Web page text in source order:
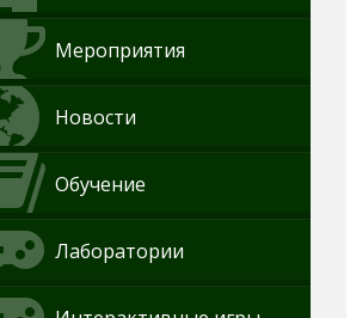
Мероприятия
Новости
Обучение
Лаборатории